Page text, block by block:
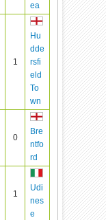
ea
1
Hu
dde
rsfi
eld
To
wn
0
Bre
ntfo
rd
1
Udi
nes
e